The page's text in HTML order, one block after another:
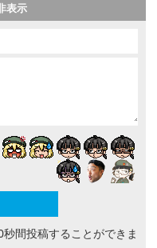
表示
間投稿することができま